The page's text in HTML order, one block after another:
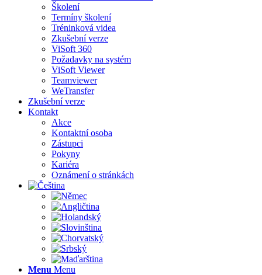
Školení
Termíny školení
Tréninková videa
Zkušební verze
ViSoft 360
Požadavky na systém
ViSoft Viewer
Teamviewer
WeTransfer
Zkušební verze
Kontakt
Akce
Kontaktní osoba
Zástupci
Pokyny
Kariéra
Oznámení o stránkách
Menu Menu